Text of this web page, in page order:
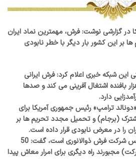
در گزارشی نوشت: فرش، مهمترین نماد ایران
بر این کشور بار دیگر با خطر نابودی
این شبکه خبری اعلام کرد: فرش ایرانی
بافنده اشتغال آفرینی می کند و صدها
دارد.
ترامپ» رئیس جمهوری آمریکا برای
(برجام) و تحمیل مجدد تحریم ها بر
را در معرض نابودی قرار داده است.
رضا ذوالانوری که پدرش موسس شرکت فرش ذوالانوری است، گفت: 50
مجبورند راه دیگری برای امرار معاش پیدا